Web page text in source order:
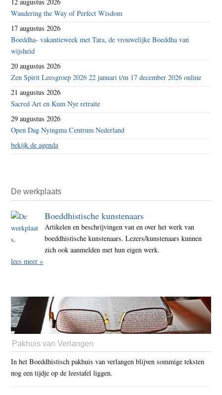
Wandering the Way of Perfect Wisdom
17 augustus 2026
Boeddha- vakantieweek met Tara, de vrouwelijke Boeddha van
wijsheid
20 augustus 2026
Zen Spirit Leesgroep 2026 22 januari t/m 17 december 2026 online
21 augustus 2026
Sacred Art en Kum Nye retraite
29 augustus 2026
Open Dag Nyingma Centrum Nederland
bekijk de agenda
De werkplaats
Boeddhistische kunstenaars
Artikelen en beschrijvingen van en over het werk van
boeddhistische kunstenaars. Lezers/kunstenaars kunnen
zich ook aanmelden met hun eigen werk.
lees meer »
Pakhuis van Verlangen
In het Boeddhistisch pakhuis van verlangen blijven sommige teksten
nog een tijdje op de leestafel liggen.